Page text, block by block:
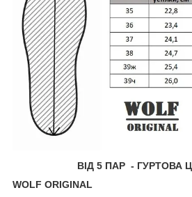
ВІД 5 ПАР - ГУРТОВА
WOLF ORIGINAL